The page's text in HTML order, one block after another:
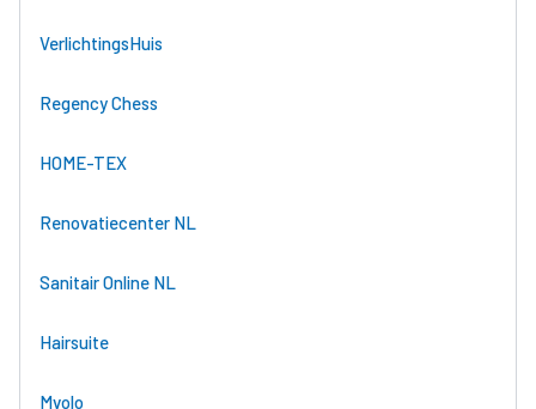
VerlichtingsHuis
Regency Chess
HOME-TEX
Renovatiecenter NL
Sanitair Online NL
Hairsuite
Mvolo